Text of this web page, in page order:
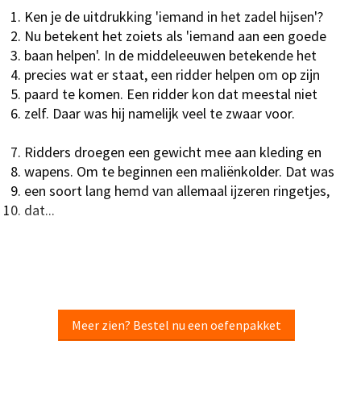
Ken je de uitdrukking 'iemand in het zadel hijsen'?
Nu betekent het zoiets als 'iemand aan een goede
baan helpen'. In de middeleeuwen betekende het
precies wat er staat, een ridder helpen om op zijn
paard te komen. Een ridder kon dat meestal niet
zelf. Daar was hij namelijk veel te zwaar voor.
Ridders droegen een gewicht mee aan kleding en
wapens. Om te beginnen een maliënkolder. Dat was
een soort lang hemd van allemaal ijzeren ringetjes,
dat...
Meer zien? Bestel nu een oefenpakket